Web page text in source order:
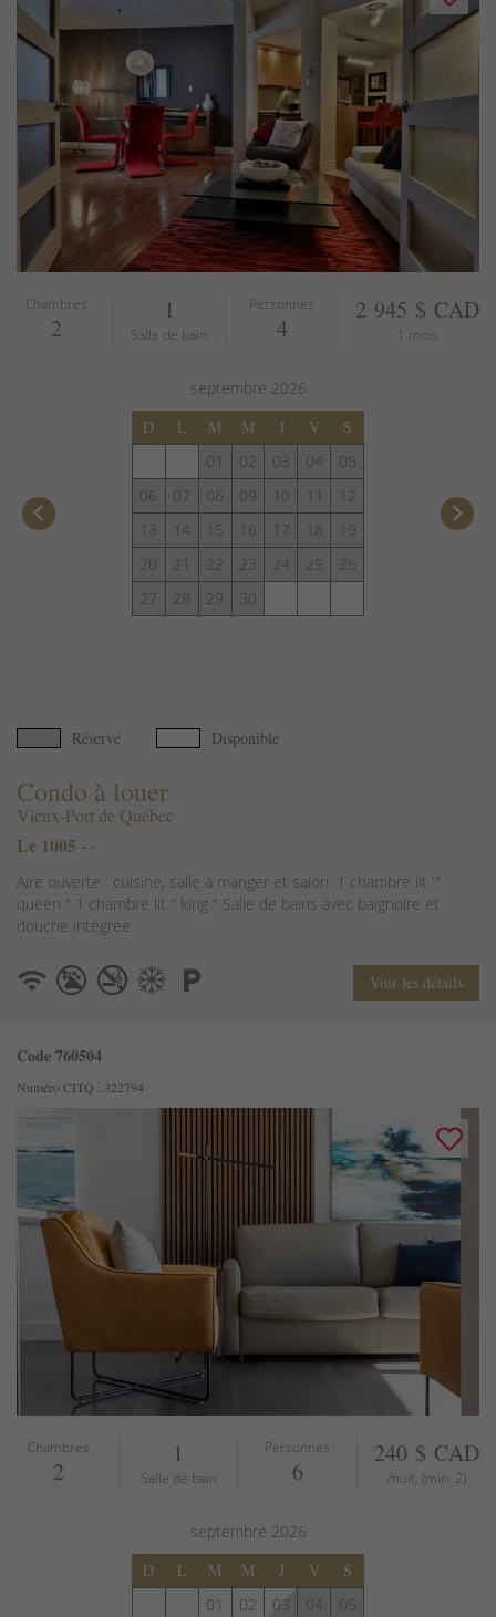
Chambres
2
1
Salle de bain
Personnes
4
2 945 $ CAD
1 mois
keyboard_arrow_left
septembre 2026
D
L M M J V
S
01
02 03 04
05
06
07 08 09 10 11
12
13
14 15 16 17 18
19
20
21 22 23 24 25
26
27
28 29 30
keyboard_arrow_right
Réservé Disponible
Condo à louer
Vieux-Port de Québec
Le 1005 - ·
Aire ouverte : cuisine, salle à manger et salon. 1 chambre lit '"
queen " 1 chambre lit " king " Salle de bains avec baignoire et
douche intégrée
Voir les détails
Code 760504
Numéro CITQ : 322794
Chambres
2
1
Salle de bain
Personnes
6
240 $ CAD
/nuit, (min. 2)
septembre 2026
D
L M M J V
S
01
02 03 04
05